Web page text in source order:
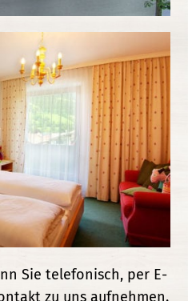
Sie telefonisch, per E-
zu uns aufnehmen.